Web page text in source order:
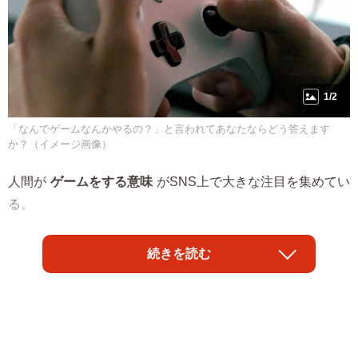
1/2
「なんでゲームなんかやるの？」と言われてあなたならどう答えます
か？（イメージ画像）
人間が ゲームをする意味 がSNS上で大きな注目を集めてい
る。
きっかけになったのは
続きを読む